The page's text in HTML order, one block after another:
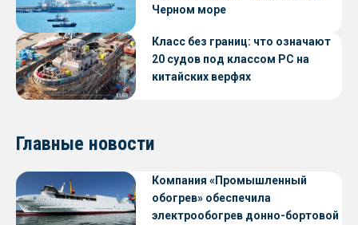
Черном море
Класс без границ: что означают
20 судов под классом РС на
китайских верфях
Главные новости
Компания «Промышленный
обогрев» обеспечила
электрообогрев донно-бортовой